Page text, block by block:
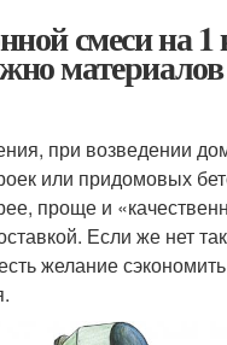
смеси на 1
при возведении
или придомовых
проще и
Если же нет
желание